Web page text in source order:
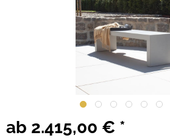
ab 2.415,00 € *